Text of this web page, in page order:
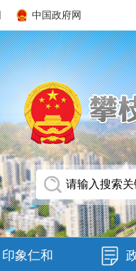
中国政府网
印象仁和